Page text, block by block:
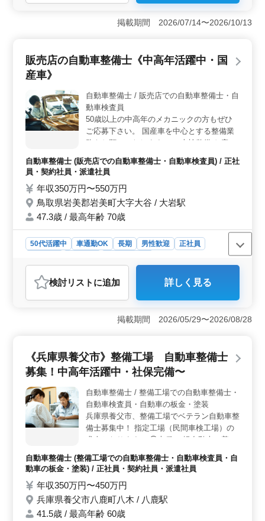
＜働きやすさ＞ 夜勤なしで、週休2日制の安定したスケ
ジュールが魅力です。残業も少なく、車通勤も可能で、
特養施設ならではの働きやすさがあります。ベテラン層
ックや外出の付き添い、吸引や呼吸器ケア、インシュリ
ン注射など、特養施設内での看護業務を担当します。利
を提供します。 ＜経験・資格＞ 看護師実務経験5年
以上のベテラン看護師を歓迎します。正看護師または准
看護師免許を保有している方が対象です。経験豊富な
方々がチームを支え、安心して働ける環境を整えていま
掲載期間 2026/07/14〜2026/10/13
販売店の自動車整備士《中高年活躍中・国
産車》
自動車整備士 / 販売店での自動車整備士・自
動車検査員
50歳以上の中高年のメカニックの方もぜひ
ご応募下さい。 国産車を中心とする整備業
務をお願いいたします。 ・車検整備 お客様
解体 ・緊急整備 事故等で不備が生じた車体
の修理、解体 奮ってご応募下さい。
自動車整備士 (販売店での自動車整備士・自動車検査員) / 正社
員・契約社員・派遣社員
年収350万円〜550万円
鳥取県岩美郡岩美町大字大谷 / 大岩駅
47.3歳 / 最高年齢 70歳
50代活躍中 車通勤OK 長期 男性歓迎
正社員
おすすめポイント
＜豊富な整備経験＞ 自動車整備10年以上の経験者を歓
迎しています。正社員・契約社員・派遣社員の雇用形態
整備や緊急整備など多岐にわたり、高度な技術が活かさ
通費も支給されます。地域に密着した勤務で、働きやす
さと生活のバランスが取りやすい環境です。 ＜働き
やすい環境＞ 平均年齢47.3歳で、男性7：女性3のバラ
ンスです。禁煙環境で健康重視している環境です。週5日
の正規勤務で、会社カレンダーに基づく休暇や有給休暇
もしっかり確保できます。
検討リスト に追加 詳しく見る
掲載期間 2026/05/29〜2026/08/28
《兵庫県養父市》整備工場 自動車整備士
募集！中高年活躍中・社保完備〜
自動車整備士 / 整備工場での自動車整備士・
自動車検査員・自動車の板金・塗装
兵庫県養父市、整備工場でベテラン自動車整
備士募集中！ 指定工場（民間車検工場）の
求人となります。 ◯車種 ・軽自動車・普通
です。 ◯仕事内容 ・定期点検整備、納車整
備、車検対応 ・部品の交換・取り付け・補
修 ・お客さんの見積もり対応 ・板金・塗装
業務 ・保安基準適合証作成 等 ◯特徴 ・残
業少なめ ・社会保険完備 ・マイカー通勤可
自動車整備士 (整備工場での自動車整備士・自動車検査員・自
動車の板金・塗装) / 正社員・契約社員・派遣社員
年収350万円〜450万円
兵庫県養父市八鹿町八木 / 八鹿駅
41.5歳 / 最高年齢 60歳